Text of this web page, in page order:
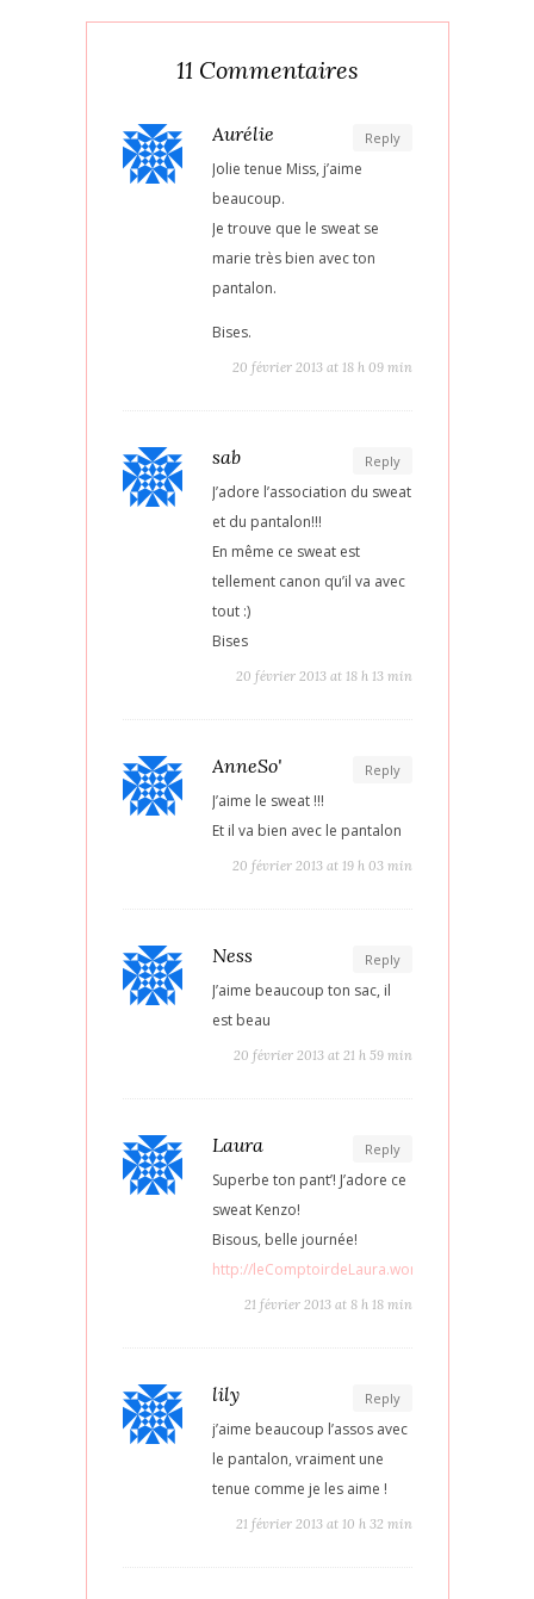
11 Commentaires
Reply
Aurélie
Jolie tenue Miss, j’aime
beaucoup.
Je trouve que le sweat se
marie très bien avec ton
pantalon.
Bises.
20 février 2013 at 18 h 09 min
Reply
sab
J’adore l’association du sweat
et du pantalon!!!
En même ce sweat est
tellement canon qu’il va avec
tout :)
Bises
20 février 2013 at 18 h 13 min
Reply
AnneSo'
J’aime le sweat !!!
Et il va bien avec le pantalon
20 février 2013 at 19 h 03 min
Reply
Ness
J’aime beaucoup ton sac, il
est beau
20 février 2013 at 21 h 59 min
Reply
Laura
Superbe ton pant’! J’adore ce
sweat Kenzo!
Bisous, belle journée!
http://leComptoirdeLaura.wordpress.com/
21 février 2013 at 8 h 18 min
Reply
lily
j’aime beaucoup l’assos avec
le pantalon, vraiment une
tenue comme je les aime !
21 février 2013 at 10 h 32 min